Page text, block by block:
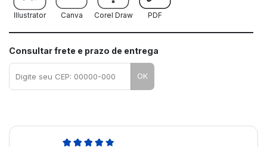
Illustrator Canva Corel Draw PDF
Consultar frete e prazo de entrega
OK